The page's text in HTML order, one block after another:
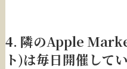
4. 隣のApple
ト)は毎日開催して